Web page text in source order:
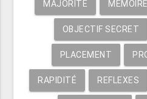
MAJORITÉ MÉMOIRE
OBJECTIF SECRET
PLACEMENT
RAPIDITÉ REFLEXES